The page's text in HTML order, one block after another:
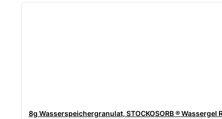
8g Wasserspeichergranulat, STOCKOSORB ®